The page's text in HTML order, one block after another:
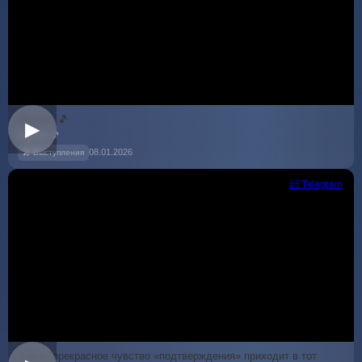
▶
Музыка 🎵
Музыка 🎵
🎤 Выступления 08.01.2026
📨 Telegram
Самое прекрасное чувство «подтверждения» приходит в тот